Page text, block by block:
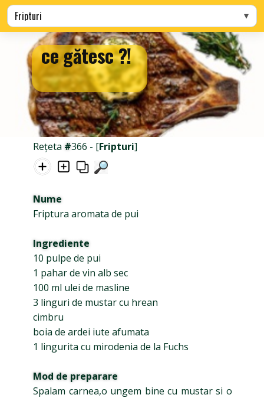
Alege categoria
ce gătesc ?!
Rețeta #366 - [Fripturi]
Nume
Friptura aromata de pui
Ingrediente
10 pulpe de pui
1 pahar de vin alb sec
100 ml ulei de masline
3 linguri de mustar cu hrean
cimbru
boia de ardei iute afumata
1 lingurita cu mirodenia de la Fuchs
Mod de preparare
Spalam carnea,o ungem bine cu mustar si o